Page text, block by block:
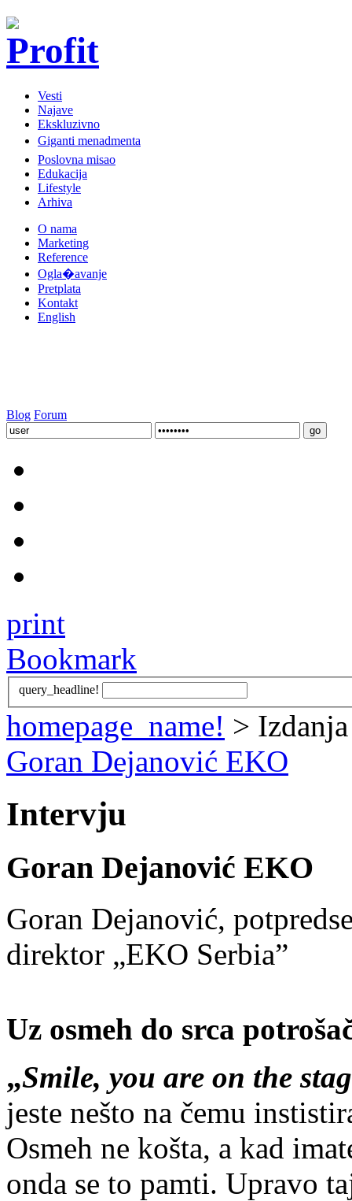
Vesti
Najave
Ekskluzivno
Giganti menadmenta
Poslovna misao
Edukacija
Lifestyle
Arhiva
O nama
Marketing
Reference
Ogla�avanje
Pretplata
Kontakt
English
Blog Forum
print
Bookmark
query_headline!
homepage_name! >
Goran Dejanović EKO
Intervju
Goran Dejanović EKO
Goran Dejanović,
direktor „EKO Serbia”
Uz osmeh do srca potro
„Smile, you are on the
jeste nešto na čemu
Osmeh ne košta, a kad
onda se to pamti. Upravo